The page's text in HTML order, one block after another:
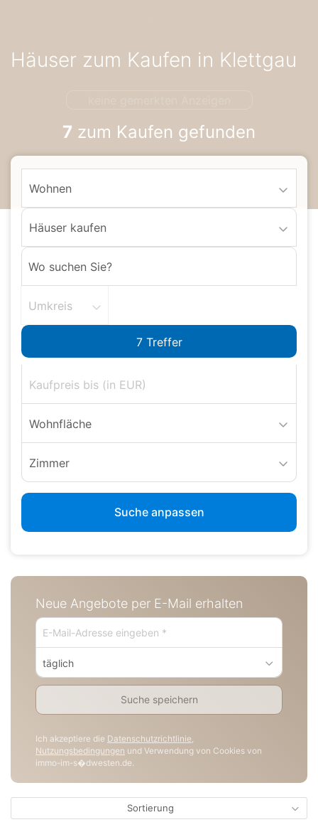
zur
Navigation
Häuser zum Kaufen in Klettgau
7 zum Kaufen gefunden
Wohnen
Häuser kaufen
Umkreis
Wohnfläche
Zimmer
Suche anpassen
Neue Angebote per E-Mail erhalten
täglich
Suche speichern
Ich akzeptiere die Datenschutzrichtlinie,
Nutzungsbedingungen und Verwendung von Cookies von
immo-im-s�dwesten.de.
Sortierung